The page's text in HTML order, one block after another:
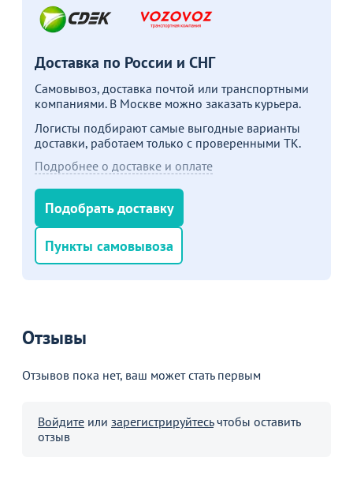
Доставка по России и СНГ
Самовывоз, доставка почтой или транспортными
компаниями. В Москве можно заказать курьера.
Логисты подбирают самые выгодные варианты
доставки, работаем только с проверенными ТК.
Подробнее о доставке и оплате
Подобрать доставку
Пункты самовывоза
Отзывы
Отзывов пока нет, ваш может стать первым
Войдите или зарегистрируйтесьчтобы оставить
отзыв
Акции для вас
Деревянные мягкие
стулья со скидкой из
наличия!
Перейдите, чтобы узнать
Больше не показывать это окно